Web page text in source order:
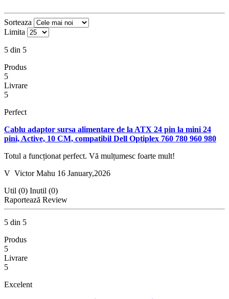
Sorteaza
Limita
5 din 5
Produs
5
Livrare
5
Perfect
Cablu adaptor sursa alimentare de la ATX 24 pin la mini 24
pini, Active, 10 CM, compatibil Dell Optiplex 760 780 960 980
Totul a funcționat perfect. Vă mulțumesc foarte mult!
V Victor Mahu 16 January,2026
Util (0) Inutil (0)
Raportează Review
5 din 5
Produs
5
Livrare
5
Excelent